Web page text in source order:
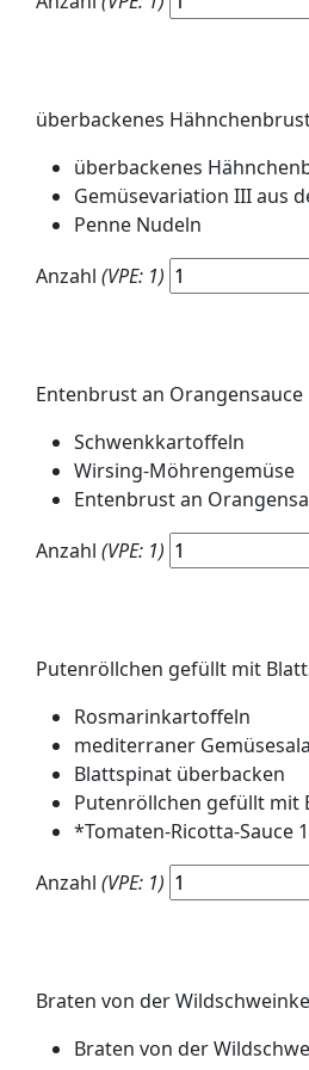
überbackenes
überbackenes
Gemüsevariation III aus
Penne Nudeln
Anzahl (VPE: 1)
Entenbrust an Orangensauce
Schwenkkartoffeln
Wirsing-Möhrengemüse
Entenbrust an
Anzahl (VPE: 1)
Putenröllchen gefüllt mit
Rosmarinkartoffeln
mediterraner
Blattspinat überbacken
Putenröllchen gefüllt mit
*Tomaten-Ricotta-Sauce
Anzahl (VPE: 1)
Braten von der
Braten von der